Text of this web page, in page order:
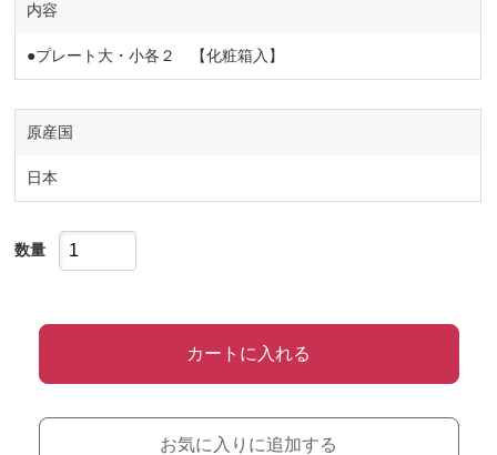
内容
●プレート大・小各２ 【化粧箱入】
原産国
日本
数量
カートに入れる
お気に入りに追加する